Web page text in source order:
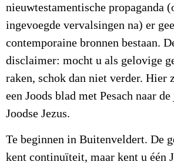
nieuwtestamentische propaganda
ingevoegde vervalsingen na) er
contemporaine bronnen bestaan.
disclaimer: mocht u als gelovige
raken, schok dan niet verder. Hier
een Joods blad met Pesach naar
Joodse Jezus.
Te beginnen in Buitenveldert. De
kent continuïteit, maar kent u één